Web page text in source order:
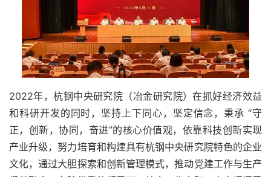
2022年，杭钢中央研究院（冶金研究院）在抓好经济效益
和科研开发的同时，坚持上下同心，坚定信念，秉承 “守
正，创新，协同，奋进”的核心价值观，依靠科技创新实现
产业升级，努力培育和构建具有杭钢中央研究院特色的企业
文化，通过大胆探索和创新管理模式，推动党建工作与生产